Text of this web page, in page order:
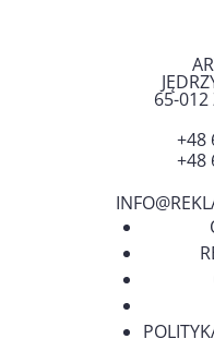
65-012
+48
+48